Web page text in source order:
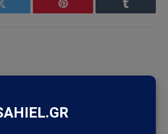
Twitter Pinterest Tumblr
στη γεωπολιτική, τη διεθνή